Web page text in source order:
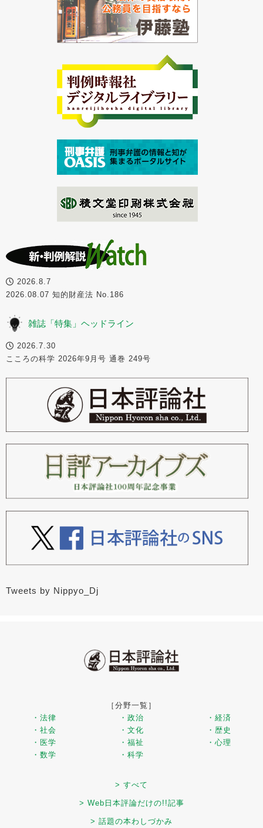
2026.8.7
2026.08.07 知的財産法 No.186
雑誌「特集」ヘッドライン
2026.7.30
こころの科学 2026年9月号 通巻 249号
Tweets by Nippyo_Dj
［分野一覧］
・法律
・政治
・経済
・社会
・文化
・歴史
・医学
・福祉
・心理
・数学
・科学
> すべて
> Web日本評論だけの!!記事
> 話題の本わしづかみ